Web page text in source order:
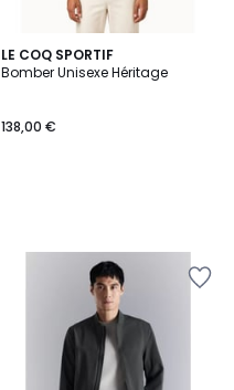
LE COQ SPORTIF
Bomber Unisexe Héritage
138,00 €